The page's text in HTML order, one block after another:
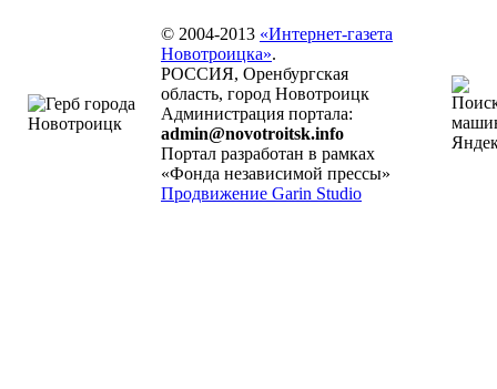
© 2004-2013 «Интернет-газета
Новотроицка».
РОССИЯ, Оренбургская
область, город Новотроицк
Администрация портала:
admin@novotroitsk.info
Портал разработан в рамках
«Фонда независимой прессы»
Продвижение Garin Studio